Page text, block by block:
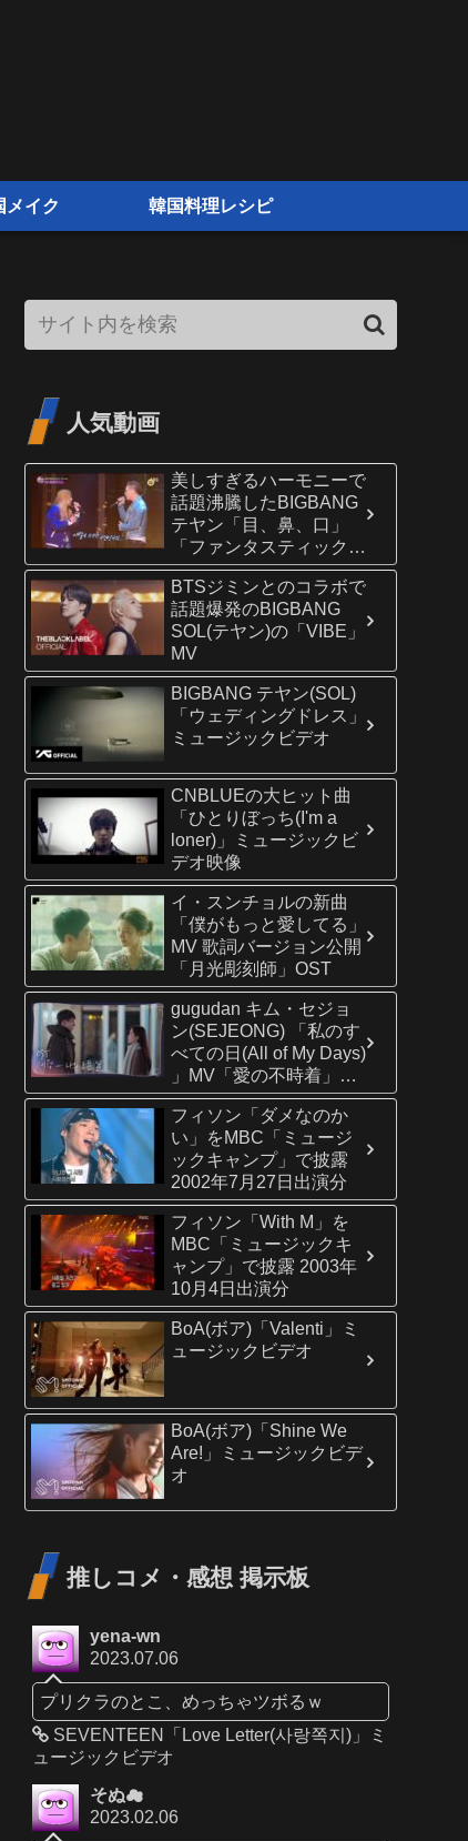
メイク 韓国料理レシピ
人気動画
美しすぎるハーモニーで
話題沸騰したBIGBANG
テヤン「目、鼻、口」
「ファンタスティック・
デュオ」より
BTSジミンとのコラボで
話題爆発のBIGBANG
SOL(テヤン)の「VIBE」
MV
BIGBANG テヤン(SOL)
「ウェディングドレス」
ミュージックビデオ
CNBLUEの大ヒット曲
「ひとりぼっち(I'm a
loner)」ミュージックビ
デオ映像
イ・スンチョルの新曲
「僕がもっと愛してる」
MV 歌詞バージョン公開
「月光彫刻師」OST
gugudan キム・セジョ
ン(SEJEONG) 「私のす
べての日(All of My Days)
」MV「愛の不時着」
OST Part8 /ヒョンビン
＆ソン・イェジン主演ド
ラマ
フィソン「ダメなのか
い」をMBC「ミュージ
ックキャンプ」で披露
2002年7月27日出演分
フィソン「With M」を
MBC「ミュージックキ
ャンプ」で披露 2003年
10月4日出演分
BoA(ボア)「Valenti」ミ
ュージックビデオ
BoA(ボア)「Shine We
Are!」ミュージックビデ
オ
推しコメ・感想 掲示板
yena-wn
2023.07.06
プリクラのとこ、めっちゃツボるｗ
SEVENTEEN「Love Letter(사랑쪽지)」ミ
ュージックビデオ
そぬ☁
2023.02.06